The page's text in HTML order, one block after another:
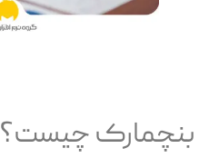
بنچمارک چیست؟